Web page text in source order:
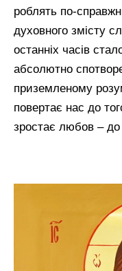
роблять по-
духовного змісту
останніх часів
абсолютно
приземленому
повертає нас до
зростає любов – до